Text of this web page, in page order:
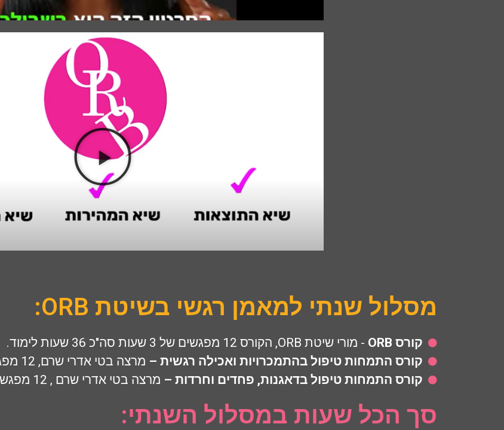
מסלול שנתי למאמן רגשי בשיטת ORB:
קורס ORB
- מורי שיטת ORB, הקורס 12 מפגשים של 3 שעות סה"כ 36 שעות לימוד.
קורס התמחות טיפול בהתמכרויות ואכילה רגשית – מרצה בטי אדרי שרם, 12 מפגשים של 3 שעות , סה"כ 36 שעות.
קורס התמחות טיפול בדאגנות, פחדים וחרדות – מרצה בטי אדרי שרם , 12 מפגשים של 3 שעות, סה"כ 36 שעות.
סך הכל שעות במסלול השנתי: